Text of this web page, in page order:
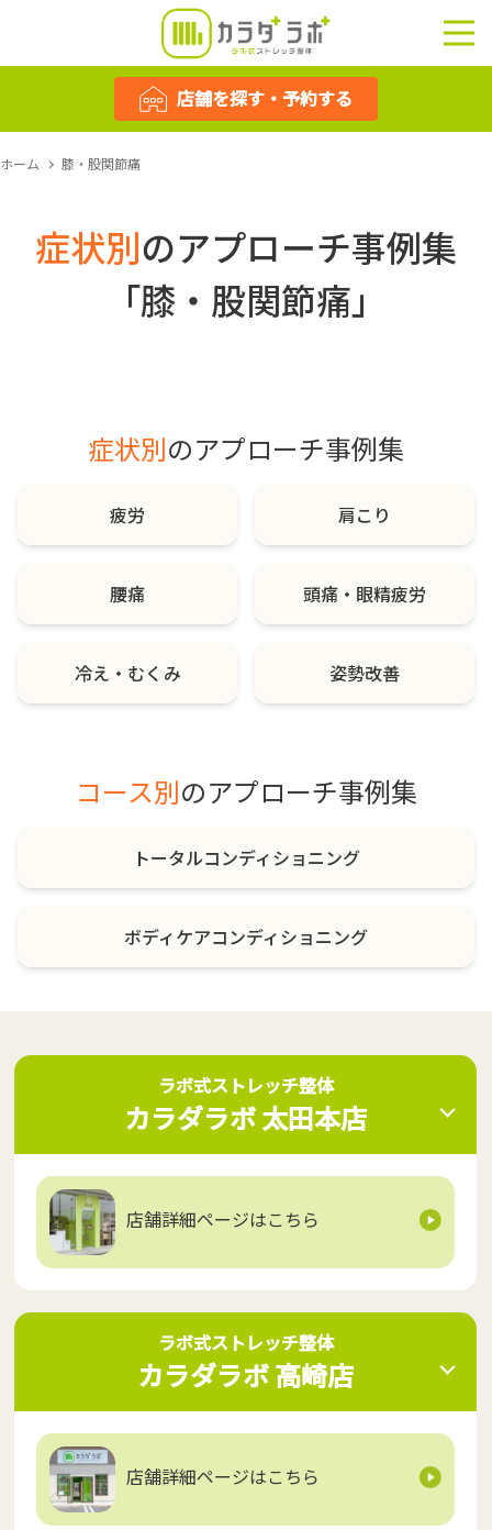
店舗を探す・予約する
店舗を探す・予約する
ホーム 膝・股関節痛
症状別のアプローチ事例集
「膝・股関節痛」
症状別のアプローチ事例集
疲労 肩こり
腰痛 頭痛・眼精疲労
冷え・むくみ 姿勢改善
コース別のアプローチ事例集
トータルコンディショニング
ボディケアコンディショニング
ラボ式ストレッチ整体
カラダラボ 太田本店
ラボ式ストレッチ整体 カラダラ
ボ 太田本店
店舗詳細ページはこちら
ラボ式ストレッチ整体
カラダラボ 高崎店
ラボ式ストレッチ整体 カラダラ
ボ 高崎店
店舗詳細ページはこちら